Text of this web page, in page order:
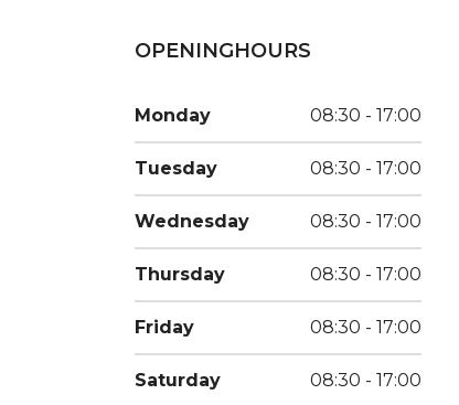
OPENINGHOURS
Monday 08:30 - 17:00
Tuesday 08:30 - 17:00
Wednesday 08:30 - 17:00
Thursday 08:30 - 17:00
Friday 08:30 - 17:00
Saturday 08:30 - 17:00